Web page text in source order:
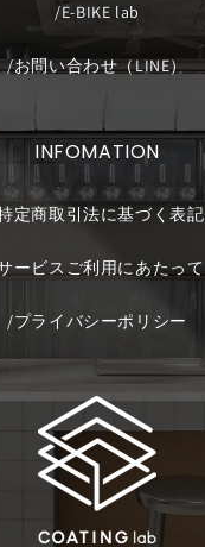
E-BIKE lab
お問い合わせ（LINE）
INFOMATION
定商取引法に基づく表記
ービスご利用にあたって
プライバシーポリシー